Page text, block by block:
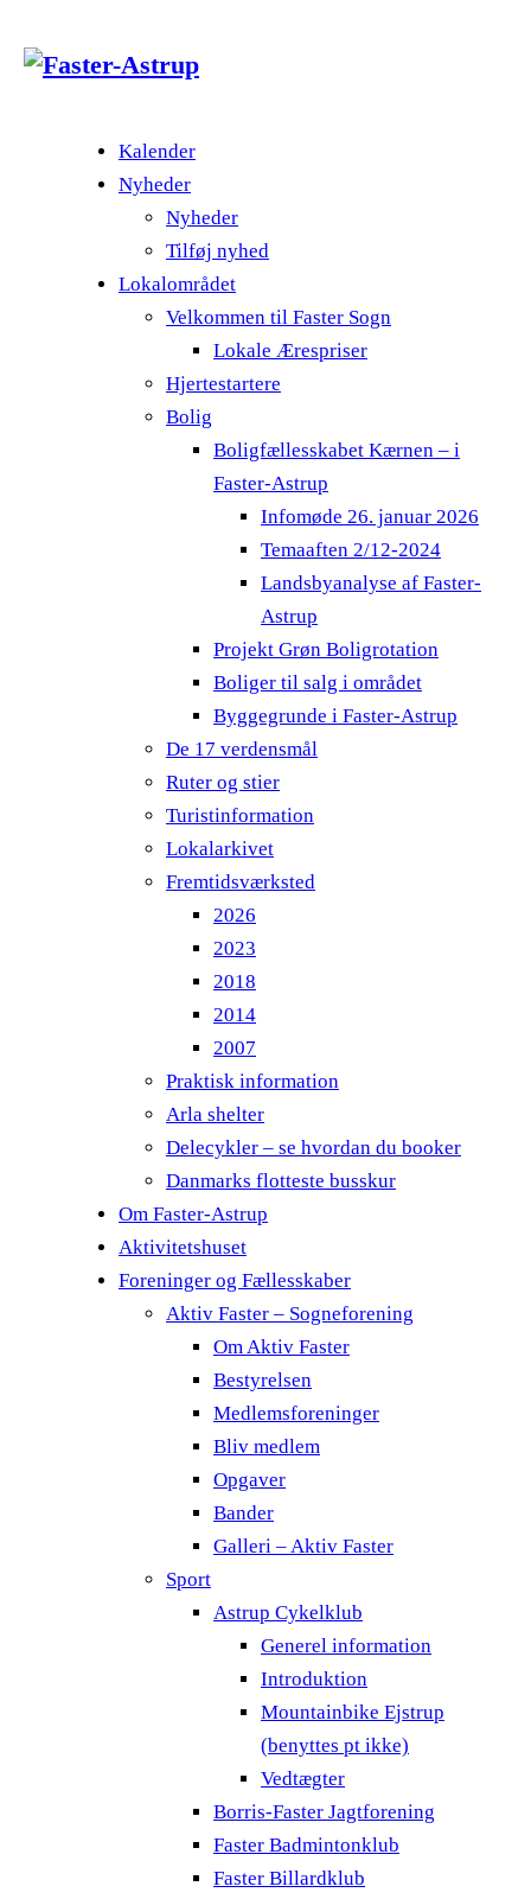
Kalender
Nyheder
Nyheder
Tilføj nyhed
Lokalområdet
Velkommen til Faster Sogn
Lokale Ærespriser
Hjertestartere
Bolig
Boligfællesskabet Kærnen – i
Faster-Astrup
Infomøde 26. januar 2026
Temaaften 2/12-2024
Landsbyanalyse af Faster-
Astrup
Projekt Grøn Boligrotation
Boliger til salg i området
Byggegrunde i Faster-Astrup
De 17 verdensmål
Ruter og stier
Turistinformation
Lokalarkivet
Fremtidsværksted
2026
2023
2018
2014
2007
Praktisk information
Arla shelter
Delecykler – se hvordan du booker
Danmarks flotteste busskur
Om Faster-Astrup
Aktivitetshuset
Foreninger og Fællesskaber
Aktiv Faster – Sogneforening
Om Aktiv Faster
Bestyrelsen
Medlemsforeninger
Bliv medlem
Opgaver
Bander
Galleri – Aktiv Faster
Sport
Astrup Cykelklub
Generel information
Introduktion
Mountainbike Ejstrup
(benyttes pt ikke)
Vedtægter
Borris-Faster Jagtforening
Faster Badmintonklub
Faster Billardklub